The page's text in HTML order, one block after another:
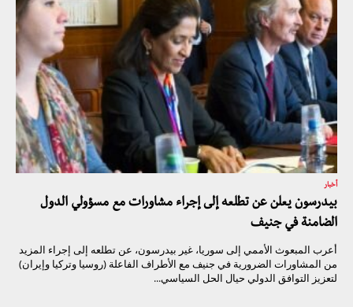
أخبار
بيدرسون يعلن عن تطلعه إلى إجراء مشاورات مع مسؤولي الدول
الضامنة في جنيف
أعرب المبعوث الأممي إلى سوريا، غير بيدرسون، عن تطلعه إلى إجراء المزيد
من المشاورات الضرورية في جنيف مع الأطراف الفاعلة (روسيا وتركيا وإيران)
لتعزيز التوافق الدولي حيال الحل السياسي...